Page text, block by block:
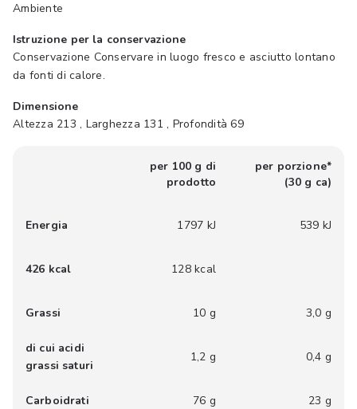
Ambiente
Istruzione per la conservazione
Conservazione Conservare in luogo fresco e asciutto lontano
da fonti di calore.
Dimensione
Altezza 213 , Larghezza 131 , Profondità 69
per 100 g di
prodotto
per porzione*
(30 g ca)
Energia 1797 kJ 539 kJ
426 kcal 128 kcal
Grassi 10 g 3,0 g
di cui acidi
grassi saturi
1,2 g 0,4 g
Carboidrati 76 g 23 g